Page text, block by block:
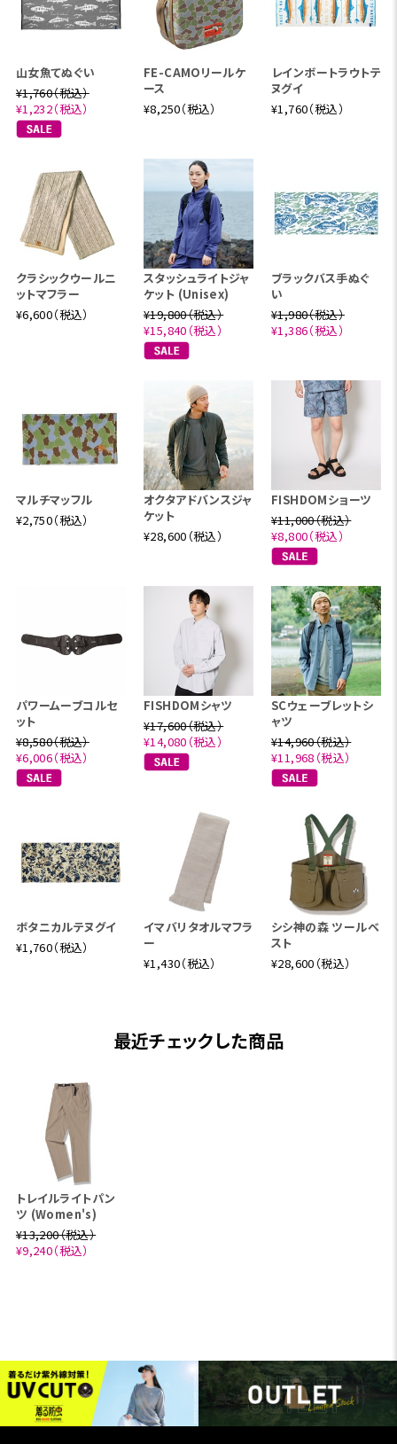
山女魚てぬぐい
¥1,760（税込）
¥1,232（税込）
FE-CAMOリールケ
ース
¥8,250（税込）
レインボートラウトテ
ヌグイ
¥1,760（税込）
クラシックウールニ
ットマフラー
¥6,600（税込）
スタッシュライトジャ
ケット (Unisex)
¥19,800（税込）
¥15,840（税込）
ブラックバス手ぬぐ
い
¥1,980（税込）
¥1,386（税込）
マルチマッフル
¥2,750（税込）
オクタアドバンスジャ
ケット
¥28,600（税込）
FISHDOMショーツ
¥11,000（税込）
¥8,800（税込）
パワームーブコルセ
ット
¥8,580（税込）
¥6,006（税込）
FISHDOMシャツ
¥17,600（税込）
¥14,080（税込）
SCウェーブレットシ
ャツ
¥14,960（税込）
¥11,968（税込）
ボタニカルテヌグイ
¥1,760（税込）
イマバリタオルマフラ
ー
¥1,430（税込）
シシ神の森 ツールベ
スト
¥28,600（税込）
最近チェックした商品
トレイルライトパン
ツ (Women's)
¥13,200（税込）
¥9,240（税込）